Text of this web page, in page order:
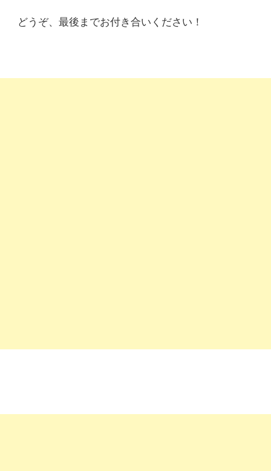
どうぞ、最後までお付き合いください！